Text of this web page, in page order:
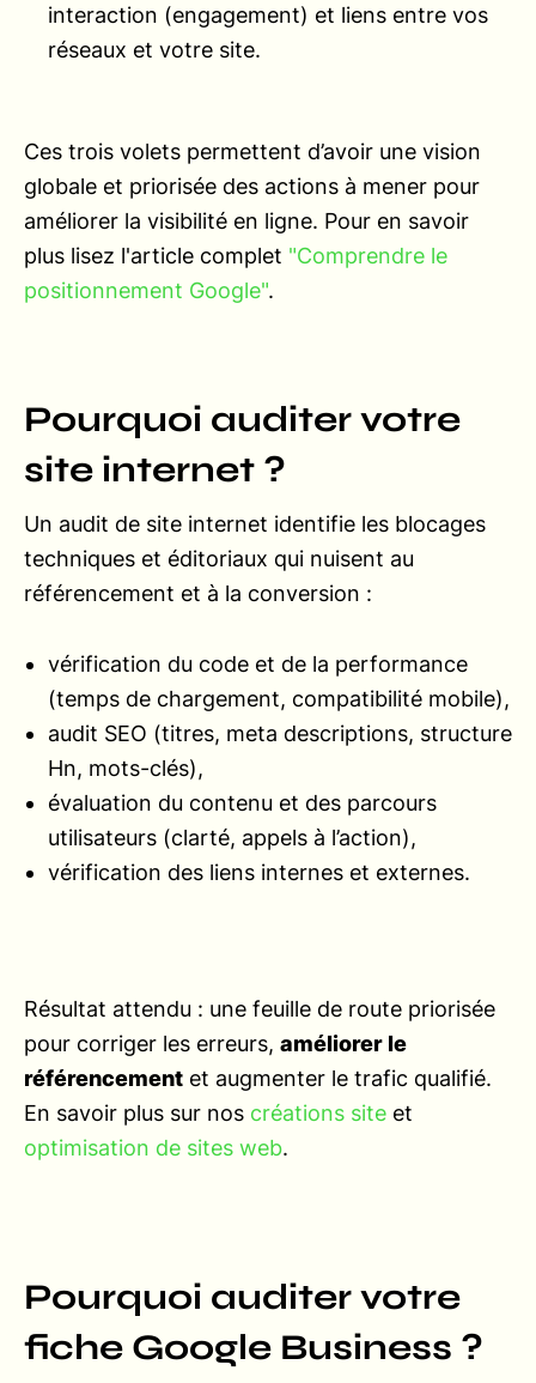
interaction (engagement) et liens entre vos
réseaux et votre site.
Ces trois volets permettent d’avoir une vision
globale et priorisée des actions à mener pour
améliorer la visibilité en ligne. Pour en savoir
plus lisez l'article complet "Comprendre le
positionnement Google".
Pourquoi auditer votre
site internet ?
Un audit de site internet identifie les blocages
techniques et éditoriaux qui nuisent au
référencement et à la conversion :
vérification du code et de la performance
(temps de chargement, compatibilité mobile),
audit SEO (titres, meta descriptions, structure
Hn, mots-clés),
évaluation du contenu et des parcours
utilisateurs (clarté, appels à l’action),
vérification des liens internes et externes.
Résultat attendu : une feuille de route priorisée
pour corriger les erreurs, améliorer le
référencement et augmenter le trafic qualifié.
En savoir plus sur nos créations site et
optimisation de sites web.
Pourquoi auditer votre
fiche Google Business ?